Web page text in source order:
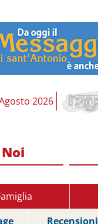
2026
Noi
Recensioni